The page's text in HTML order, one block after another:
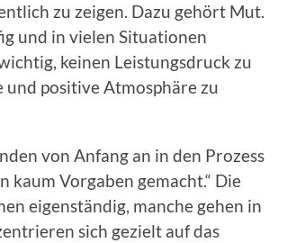
zu zeigen. Dazu gehört Mut.
und in vielen Situationen
keinen Leistungsdruck zu
positive Atmosphäre zu
von Anfang an in den Prozess
kaum Vorgaben gemacht.“ Die
eigenständig, manche gehen in
sich gezielt auf das